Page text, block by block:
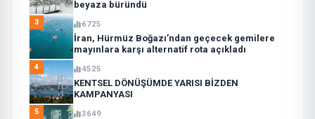
beyaza büründü
3 6725
İran, Hürmüz Boğazı’ndan geçecek gemilere
mayınlara karşı alternatif rota açıkladı
4 4525
KENTSEL DÖNÜŞÜMDE YARISI BİZDEN
KAMPANYASI
5 3649